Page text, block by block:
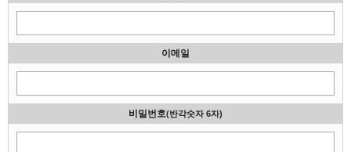
이메일
비밀번호(반각숫자 6자)